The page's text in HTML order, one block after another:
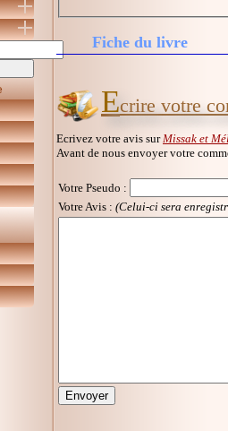
Fiche du livre
Ecrire votre
Ecrivez votre avis sur Missak et
Avant de nous envoyer votre
Votre Pseudo :
Votre Avis : (Celui-ci sera